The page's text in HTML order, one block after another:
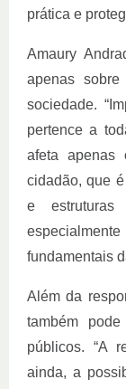
prática e
Amaury
apenas
sociedade.
pertence a
afeta apenas
cidadão, que
e
fundamentais
Além da
também
públicos. “A
ainda, a